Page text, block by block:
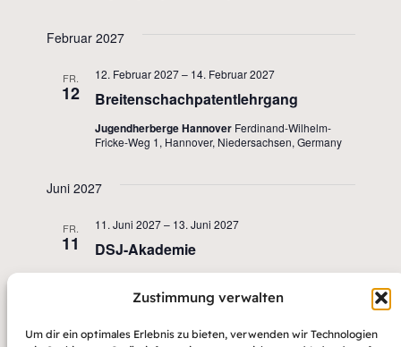
Zustimmung verwalten
Um dir ein optimales Erlebnis zu bieten, verwenden wir Technologien
Februar 2027
FR.
12 Breitenschachpatentlehrgang
12. Februar 2027– 14. Februar 2027
Jugendherberge Hannover Ferdinand-Wilhelm-
Fricke-Weg 1, Hannover, Niedersachsen, Germany
Juni 2027
FR.
11 DSJ-Akademie
11. Juni 2027– 13. Juni 2027
Jugendherberge GöttingenHabichtsweg 2,
Göttingen, Niedersachsen, Germany